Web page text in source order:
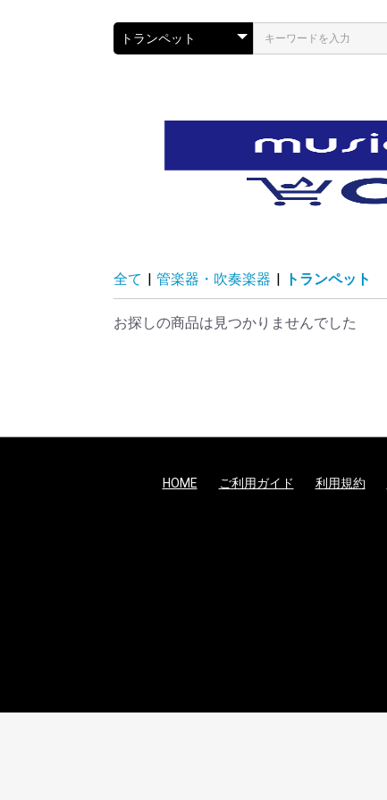
全て | 管楽器・吹奏楽器 | トランペット
お探しの商品は見つかりませんでした
HOME ご利用ガイド 利用規約